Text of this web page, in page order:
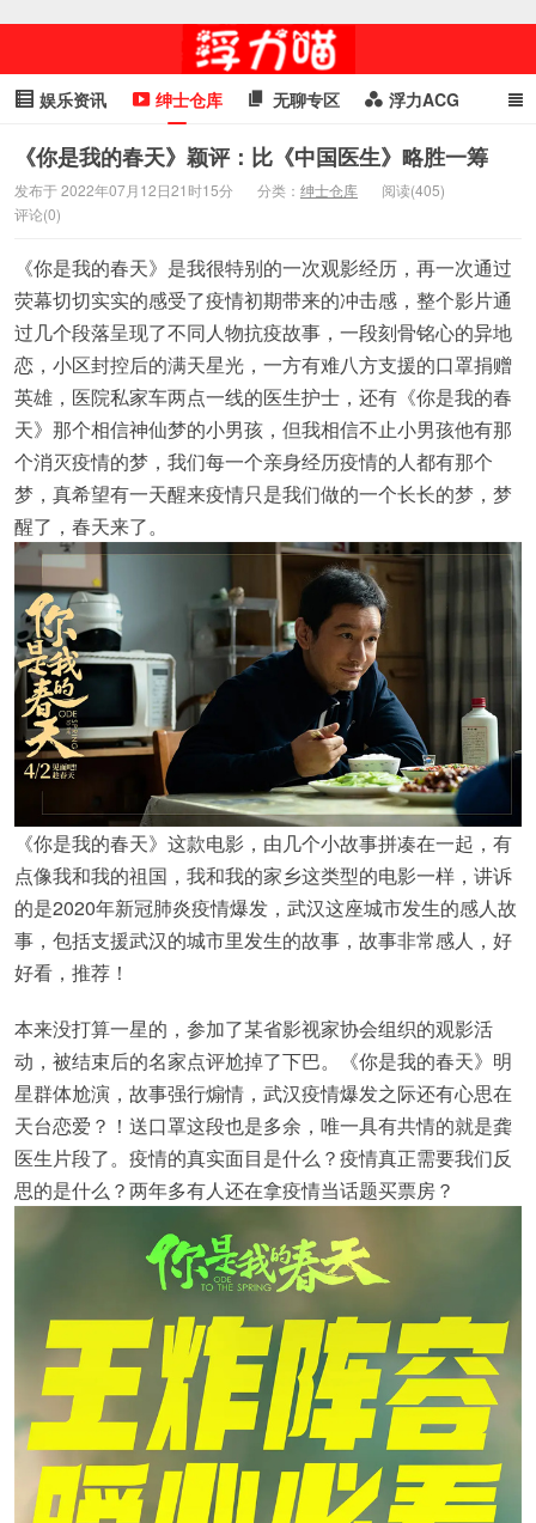
娱乐资讯 绅士仓库 无聊专区 浮力ACG
浮力GIF 明星头条 浮力资讯 头条女神 萌妹专区
cosplay
《你是我的春天》颖评：比《中国医生》略胜一筹
发布于 2022年07月12日21时15分 分类： 绅士仓库
阅读(405)
评论(0)
《你是我的春天》是我很特别的一次观影经历，再一次通过
荧幕切切实实的感受了疫情初期带来的冲击感，整个影片通
过几个段落呈现了不同人物抗疫故事，一段刻骨铭心的异地
恋，小区封控后的满天星光，一方有难八方支援的口罩捐赠
英雄，医院私家车两点一线的医生护士，还有《你是我的春
天》那个相信神仙梦的小男孩，但我相信不止小男孩他有那
个消灭疫情的梦，我们每一个亲身经历疫情的人都有那个
梦，真希望有一天醒来疫情只是我们做的一个长长的梦，梦
醒了，春天来了。
《你是我的春天》这款电影，由几个小故事拼凑在一起，有
点像我和我的祖国，我和我的家乡这类型的电影一样，讲诉
的是2020年新冠肺炎疫情爆发，武汉这座城市发生的感人故
事，包括支援武汉的城市里发生的故事，故事非常感人，好
好看，推荐！
本来没打算一星的，参加了某省影视家协会组织的观影活
动，被结束后的名家点评尬掉了下巴。《你是我的春天》明
星群体尬演，故事强行煽情，武汉疫情爆发之际还有心思在
天台恋爱？！送口罩这段也是多余，唯一具有共情的就是龚
医生片段了。疫情的真实面目是什么？疫情真正需要我们反
思的是什么？两年多有人还在拿疫情当话题买票房？